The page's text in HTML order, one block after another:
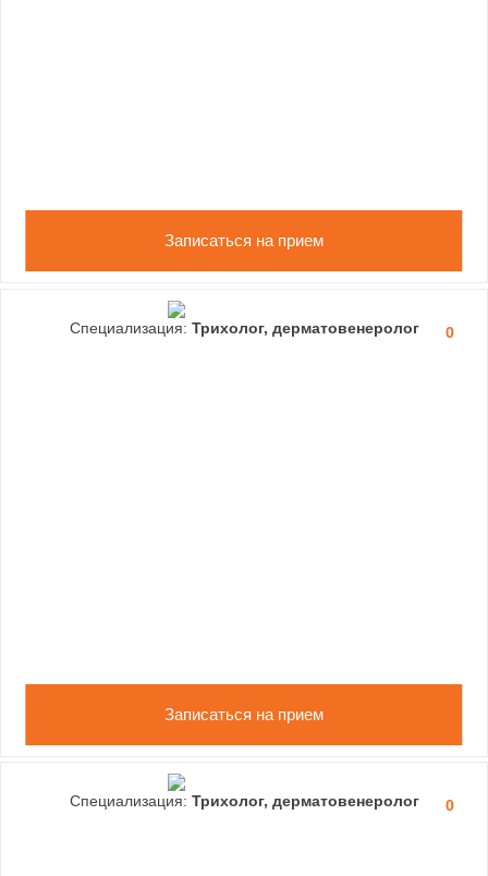
Записаться на прием
0
Специализация: Трихолог, дерматовенеролог
Записаться на прием
0
Специализация: Трихолог, дерматовенеролог